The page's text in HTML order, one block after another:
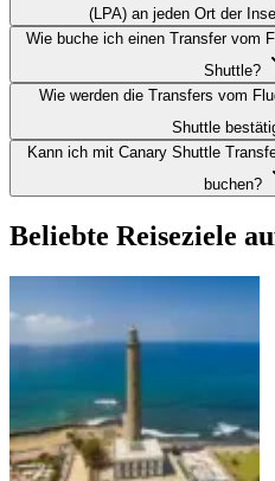
(LPA) an jeden Ort der
Wie buche ich einen Transfer vom
Shuttle?
Wie werden die Transfers vom
Shuttle
Kann ich mit Canary Shuttle
buchen?
Beliebte Reiseziele